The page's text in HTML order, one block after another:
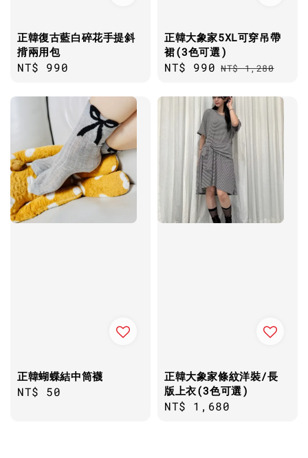
正韓復古藍白碎花手提斜
揹兩用包
Regular
NT$ 990
正韓大象家5XL可穿吊帶
裙(3色可選)
Sale
NT$ 990 Regular
NT$ 1,280
正韓蝴蝶結中筒襪
Regular
NT$ 50
正韓大象家條紋洋裝/長
版上衣(3色可選)
Regular
NT$ 1,680